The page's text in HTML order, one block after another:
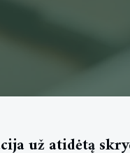
už atidėtą